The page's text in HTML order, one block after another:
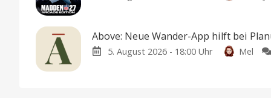
Above: Neue Wander-App hilft bei
5. August 2026 - 18:00 Uhr Mel